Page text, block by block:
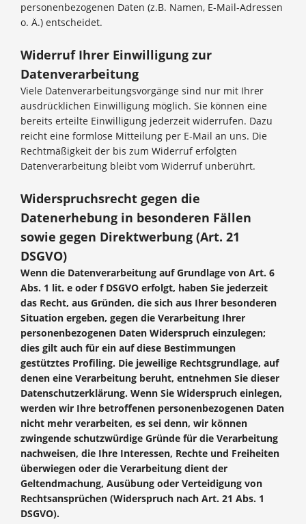
personenbezogenen Daten (z.B. Namen, E-Mail-Adressen
o. Ä.) entscheidet.
Widerruf Ihrer Einwilligung zur
Datenverarbeitung
Viele Datenverarbeitungsvorgänge sind nur mit Ihrer
ausdrücklichen Einwilligung möglich. Sie können eine
bereits erteilte Einwilligung jederzeit widerrufen. Dazu
reicht eine formlose Mitteilung per E-Mail an uns. Die
Rechtmäßigkeit der bis zum Widerruf erfolgten
Datenverarbeitung bleibt vom Widerruf unberührt.
Widerspruchsrecht gegen die
Datenerhebung in besonderen Fällen
sowie gegen Direktwerbung (Art. 21
DSGVO)
Wenn die Datenverarbeitung auf Grundlage von Art. 6
Abs. 1 lit. e oder f DSGVO erfolgt, haben Sie jederzeit
das Recht, aus Gründen, die sich aus Ihrer besonderen
Situation ergeben, gegen die Verarbeitung Ihrer
personenbezogenen Daten Widerspruch einzulegen;
dies gilt auch für ein auf diese Bestimmungen
gestütztes Profiling. Die jeweilige Rechtsgrundlage, auf
denen eine Verarbeitung beruht, entnehmen Sie dieser
Datenschutzerklärung. Wenn Sie Widerspruch einlegen,
werden wir Ihre betroffenen personenbezogenen Daten
nicht mehr verarbeiten, es sei denn, wir können
zwingende schutzwürdige Gründe für die Verarbeitung
nachweisen, die Ihre Interessen, Rechte und Freiheiten
überwiegen oder die Verarbeitung dient der
Geltendmachung, Ausübung oder Verteidigung von
Rechtsansprüchen (Widerspruch nach Art. 21 Abs. 1
DSGVO).